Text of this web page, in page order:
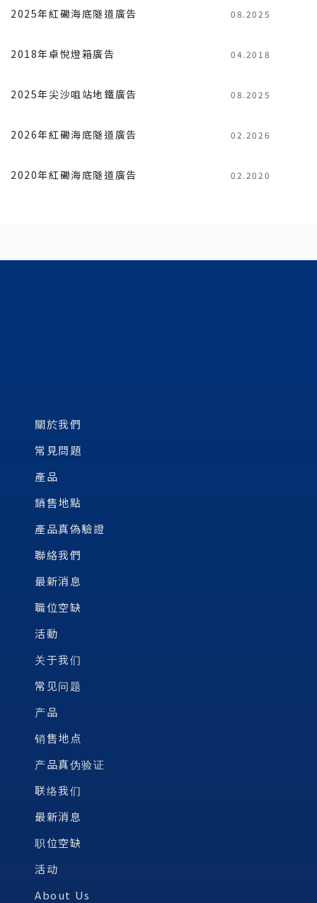
2025年紅磡海底隧道廣告 08.2025
2018年卓悅燈箱廣告 04.2018
2025年尖沙咀站地鐵廣告 08.2025
2026年紅磡海底隧道廣告 02.2026
2020年紅磡海底隧道廣告 02.2020
關於我們
常見問題
產品
銷售地點
產品真偽驗證
聯絡我們
最新消息
職位空缺
活動
关于我们
常见问题
产品
销售地点
产品真伪验证
联络我们
最新消息
职位空缺
活动
About Us